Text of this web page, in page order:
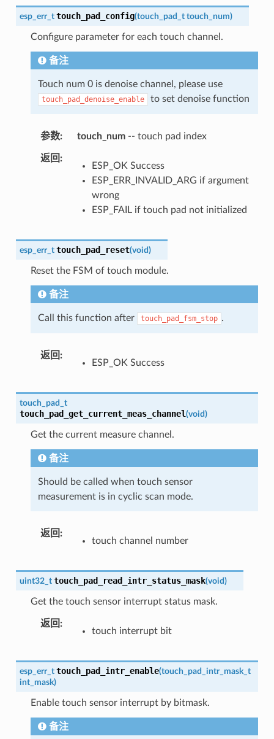
esp_err_t touch_pad_config(touch_pad_t touch_num)
Configure parameter for each touch channel.
备注
Touch num 0 is denoise channel, please use
touch_pad_denoise_enable to set denoise function
参数 touch_num-- touch pad index
返回
ESP_OK Success
ESP_ERR_INVALID_ARG if argument
wrong
ESP_FAIL if touch pad not initialized
esp_err_t touch_pad_reset(void)
Reset the FSM of touch module.
备注
Call this function after touch_pad_fsm_stop .
返回
ESP_OK Success
touch_pad_t
touch_pad_get_current_meas_channel(void)
Get the current measure channel.
备注
Should be called when touch sensor
measurement is in cyclic scan mode.
返回
touch channel number
uint32_t touch_pad_read_intr_status_mask(void)
Get the touch sensor interrupt status mask.
返回
touch interrupt bit
esp_err_t touch_pad_intr_enable(touch_pad_intr_mask_t
int_mask)
Enable touch sensor interrupt by bitmask.
备注